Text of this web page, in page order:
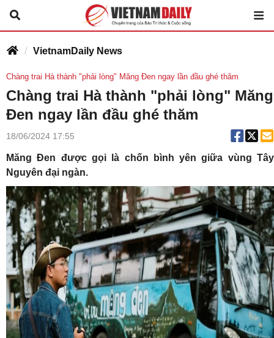
VietnamDaily News
Chàng trai Hà thành "phải lòng" Măng Đen ngay lần đầu ghé thăm
Chàng trai Hà thành "phải lòng" Măng
Đen ngay lần đầu ghé thăm
18/06/2024 17:55
Măng Đen được gọi là chốn bình yên giữa vùng Tây
Nguyên đại ngàn.